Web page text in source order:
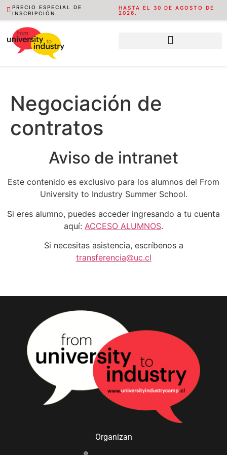
PRECIO ESPECIAL DE
INSCRIPCIÓN.
HASTA EL 30 DE AGOSTO DE
2026.
Negociación de
contratos
Aviso de intranet
Este contenido es exclusivo para los alumnos del From
University to Industry Summer School.
Si eres alumno, puedes acceder ingresando a tu cuenta
aquí: ACCESO ALUMNOS.
Si necesitas asistencia, escríbenos a
transferencia@uc.cl
Organizan